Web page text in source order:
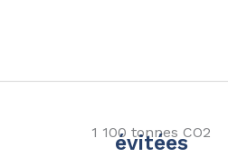
1 100 tonnes CO2
évitées